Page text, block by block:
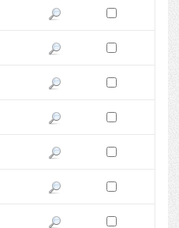
Pokaż podgląd wersji z dnia
Zaznacz wersję do
Pokaż podgląd wersji z dnia
Zaznacz wersję do
Pokaż podgląd wersji z dnia
Zaznacz wersję do
Pokaż podgląd wersji z dnia
Zaznacz wersję do
Pokaż podgląd wersji z dnia
Zaznacz wersję do
Pokaż podgląd wersji z dnia
Zaznacz wersję do
Pokaż podgląd wersji z dnia
Zaznacz wersję do